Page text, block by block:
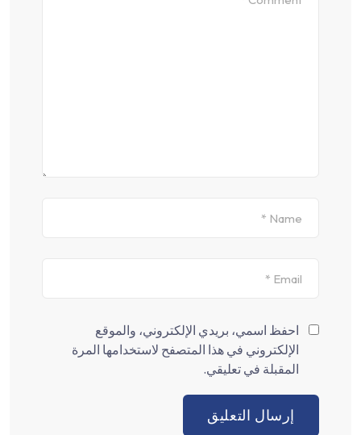
احفظ اسمي، بريدي الإلكتروني، والموقع
الإلكتروني في هذا المتصفح لاستخدامها المرة
المقبلة في تعليقي.